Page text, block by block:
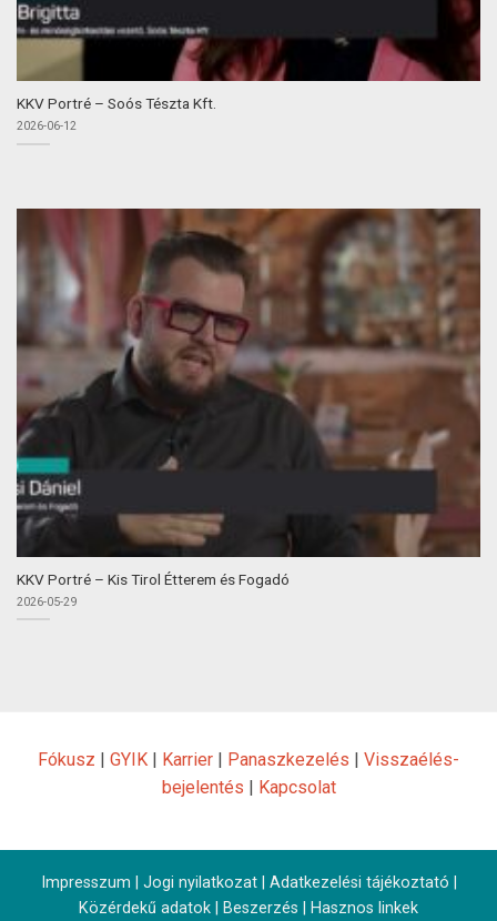
KKV Portré – Soós Tészta Kft.
2026-06-12
KKV Portré – Kis Tirol Étterem és Fogadó
2026-05-29
Fókusz | GYIK | Karrier | Panaszkezelés | Visszaélés-
bejelentés | Kapcsolat
Impresszum Jogi nyilatkozat| Adatkezelési tájékoztató
Közérdekű adatok
Beszerzés Hasznos linkek